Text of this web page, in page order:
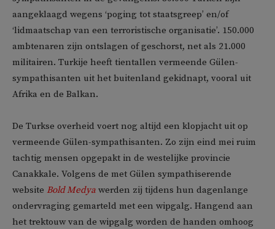
aangeklaagd wegens ‘poging tot staatsgreep’ en/of
‘lidmaatschap van een terroristische organisatie’. 150.000
ambtenaren zijn ontslagen of geschorst, net als 21.000
militairen. Turkije heeft tientallen vermeende Gülen-
sympathisanten uit het buitenland gekidnapt, vooral uit
Afrika en de Balkan.
De Turkse overheid voert nog altijd een klopjacht uit op
vermeende Gülen-sympathisanten. Zo zijn eind mei ruim
tachtig mensen opgepakt in de westelijke provincie
Canakkale. Volgens de met Gülen sympathiserende
website Bold Medya werden zij tijdens hun dagenlange
ondervraging gemarteld met een wipgalg. Hangend aan
het trektouw van de wipgalg worden de handen omhoog